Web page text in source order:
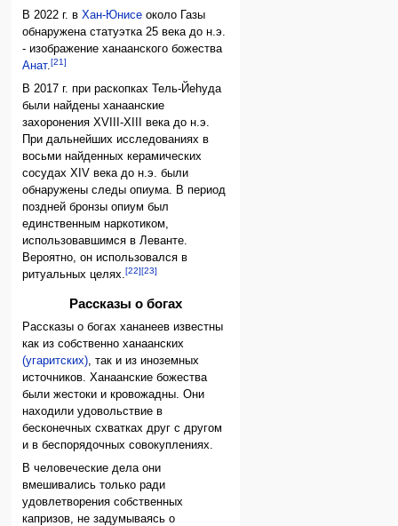
В 2022 г. вХан-Юнисе около Газы
обнаружена статуэтка 25 века до н.э.
- изображение ханаанского божества
Анат.[21]
В 2017 г. при раскопках Тель-Йеhуда
были найдены ханаанские
захоронения XVIII-XIII века до н.э.
При дальнейших исследованиях в
восьми найденных керамических
сосудах XIV века до н.э. были
обнаружены следы опиума. В период
поздней бронзы опиум был
единственным наркотиком,
использовавшимся в Леванте.
Вероятно, он использовался в
ритуальных целях.[22][23]
Рассказы о богах
Рассказы о богах хананеев известны
как из собственно ханаанских
(угаритских), так и из иноземных
источников. Ханаанские божества
были жестоки и кровожадны. Они
находили удовольствие в
бесконечных схватках друг с другом
и в беспорядочных совокуплениях.
В человеческие дела они
вмешивались только ради
удовлетворения собственных
капризов, не задумываясь о